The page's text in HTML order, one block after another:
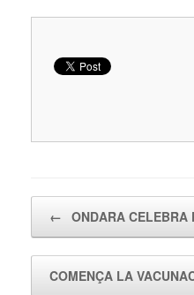
← ONDARA
COMENÇA LA